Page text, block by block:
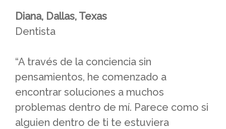
Diana, Dallas, Texas
Dentista
“A través de la conciencia sin
pensamientos, he comenzado a
encontrar soluciones a muchos
problemas dentro de mí. Parece como si
alguien dentro de ti te estuviera